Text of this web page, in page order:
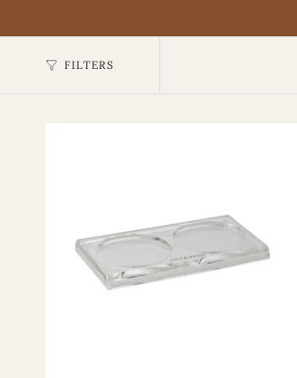
FILTERS